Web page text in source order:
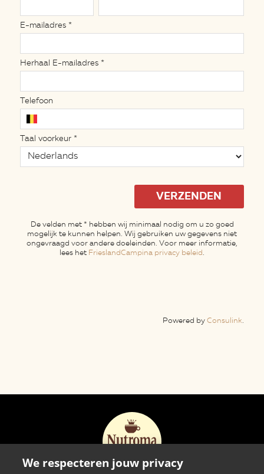
We respecteren jouw privacy